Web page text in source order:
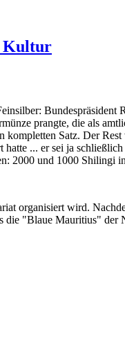
Kultur
Bundespräsident
prangte, die als
Satz. Der
... er sei ja
2000 und 1000
organisiert wird.
"Blaue Mauritius"